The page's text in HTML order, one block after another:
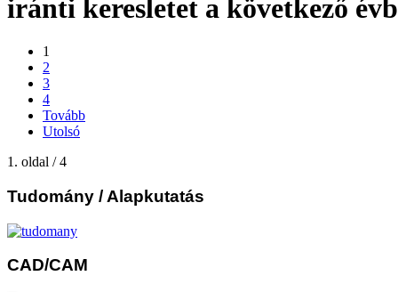
iránti keresletet a következő
1
2
3
4
Tovább
Utolsó
1. oldal / 4
Tudomány / Alapkutatás
CAD/CAM